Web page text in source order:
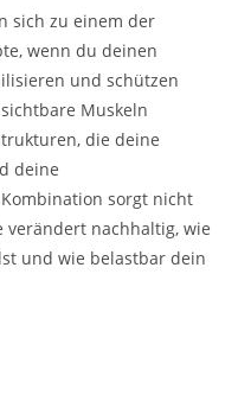
sich zu einem der
wenn du deinen
und schützen
Muskeln
die deine
deine
sorgt nicht
verändert nachhaltig, wie
und wie belastbar dein